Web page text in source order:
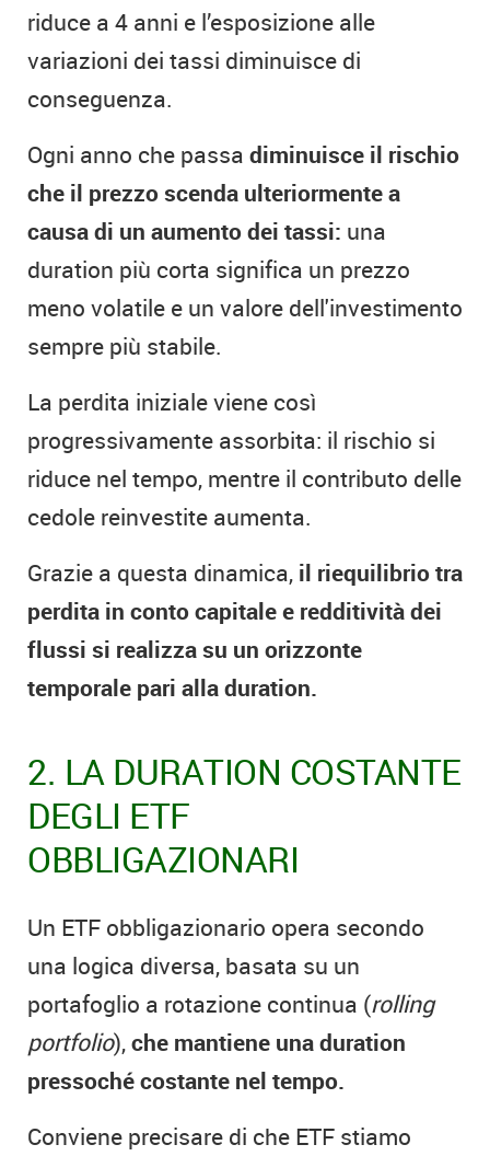
riduce a 4 anni e l’esposizione alle
variazioni dei tassi diminuisce di
conseguenza.
Ogni anno che passa diminuisce il rischio
che il prezzo scenda ulteriormente a
causa di un aumento dei tassi: una
duration più corta significa un prezzo
meno volatile e un valore dell'investimento
sempre più stabile.
La perdita iniziale viene così
progressivamente assorbita: il rischio si
riduce nel tempo, mentre il contributo delle
cedole reinvestite aumenta.
Grazie a questa dinamica, il riequilibrio tra
perdita in conto capitale e redditività dei
flussi si realizza su un orizzonte
temporale pari alla duration.
2. LA DURATION COSTANTE
DEGLI ETF
OBBLIGAZIONARI
Un ETF obbligazionario opera secondo
una logica diversa, basata su un
portafoglio a rotazione continua (rolling
portfolio),che mantiene una duration
pressoché costante nel tempo.
Conviene precisare di che ETF stiamo